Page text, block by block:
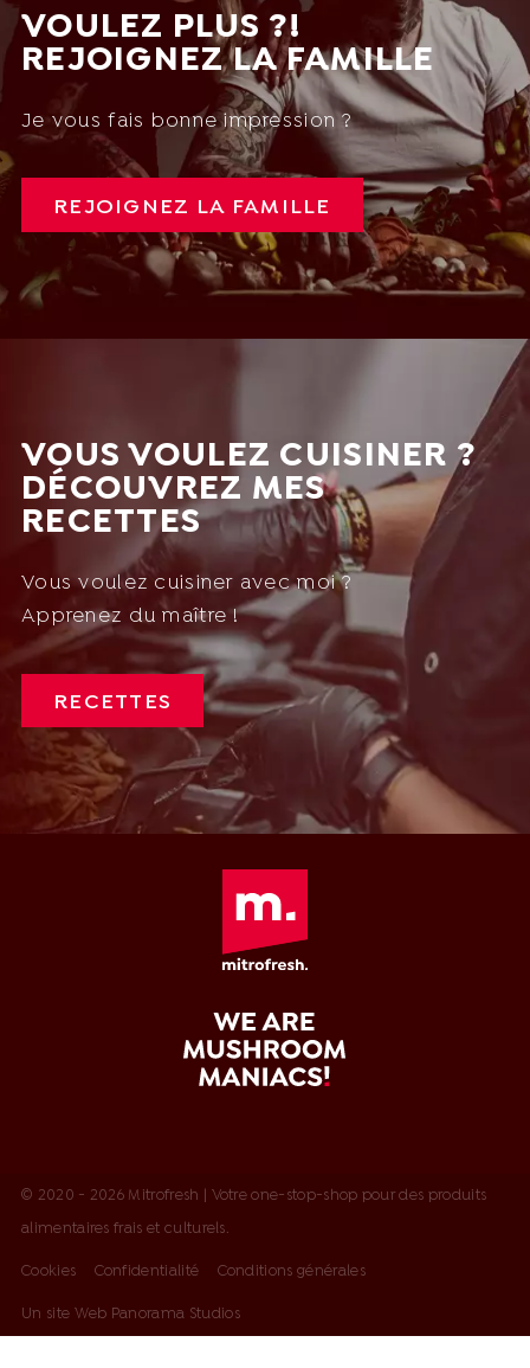
VOULEZ PLUS ?!
REJOIGNEZ LA FAMILLE
Je vous fais bonne impression ?
REJOIGNEZ LA FAMILLE
VOUS VOULEZ CUISINER ?
DÉCOUVREZ MES
RECETTES
Vous voulez cuisiner avec moi ?
Apprenez du maître !
RECETTES
© 2020 - 2026 Mitrofresh | Votre one-stop-shop pour des produits
alimentaires frais et culturels.
Cookies Confidentialité Conditions générales
Un site Web Panorama Studios